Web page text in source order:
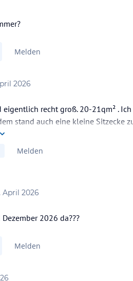
Melden
2026
eigentlich recht groß. 20-21qm² .
stand auch eine kleine Sitzecke
Melden
April 2026
2026 da???
Melden